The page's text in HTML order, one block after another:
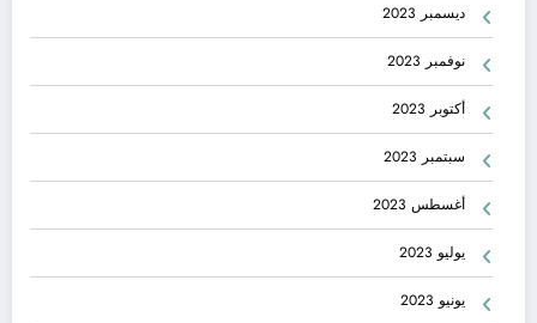
ديسمبر 2023
نوفمبر 2023
أكتوبر 2023
سبتمبر 2023
أغسطس 2023
يوليو 2023
يونيو 2023